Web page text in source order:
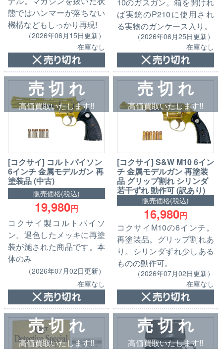
態ではハンマーが落ちない
機構などもしっかり再現!
（2026年06月15日更新）
在庫なし
ば実銃のP210に使用され
る実物のガンケース入り。
（2026年06月25日更新）
在庫なし
売 切 れ
高価買取いたします!!
[コクサイ] コルトパイソン
6インチ 金属モデルガン 再
塗装品 (中古)
販売価格(税込)
19,980円
コクサイ製コルトパイソ
ン。退色したメッキに再塗
装が施された商品です。本
体のみ
（2026年07月02日更新）
在庫なし
売 切 れ
高価買取いたします!!
[コクサイ] S&W M10 6イン
チ 金属モデルガン 再塗装
品 グリップ割れ シリンダ
若干ずれ 動作可 (訳あり)
販売価格(税込)
16,980円
コクサイM10の6インチ。
再塗装品。グリップ割れあ
り。シリンダずれ少しある
ものの動作可。
（2026年07月02日更新）
在庫なし
売 切 れ
高価買取いたします!!
売 切 れ
高価買取いたします!!